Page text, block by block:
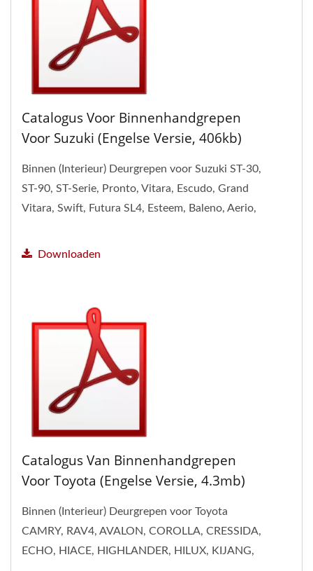
Catalogus Voor Binnenhandgrepen
Voor Suzuki (Engelse Versie, 406kb)
Binnen (Interieur) Deurgrepen voor Suzuki ST-30,
ST-90, ST-Serie, Pronto, Vitara, Escudo, Grand
Vitara, Swift, Futura SL4, Esteem, Baleno, Aerio,
Downloaden
Catalogus Van Binnenhandgrepen
Voor Toyota (Engelse Versie, 4.3mb)
Binnen (Interieur) Deurgrepen voor Toyota
CAMRY, RAV4, AVALON, COROLLA, CRESSIDA,
ECHO, HIACE, HIGHLANDER, HILUX, KIJANG,